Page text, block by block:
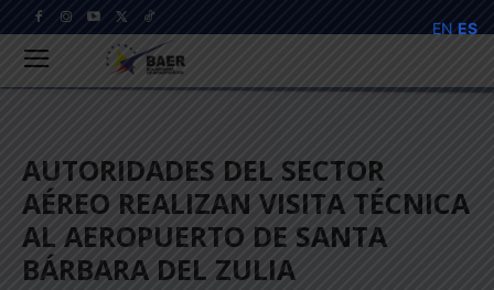
AUTORIDADES DEL SECTOR
AÉREO REALIZAN VISITA TÉCNICA
AL AEROPUERTO DE SANTA
BÁRBARA DEL ZULIA
EN ES